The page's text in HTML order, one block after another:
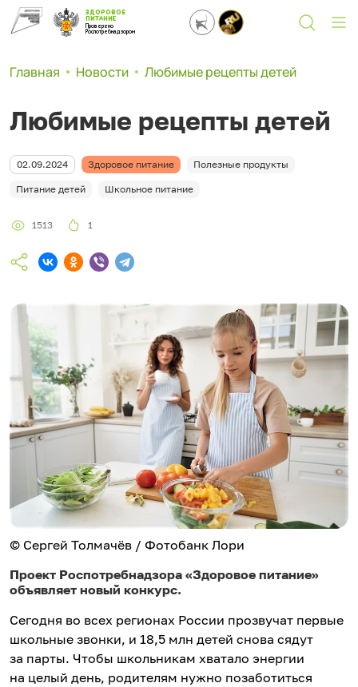
ЗДОРОВОЕ
ПИТАНИЕ
Проверено
Роспотребнадзором
Главная Новости Любимые рецепты детей
Любимые рецепты детей
02.09.2024 Здоровое питание Полезные продукты
Питание детей Школьное питание
1513 1
© Сергей Толмачёв / Фотобанк Лори
Проект Роспотребнадзора «Здоровое питание»
объявляет новый конкурс.
Сегодня во всех регионах России прозвучат первые
школьные звонки, и 18,5 млн детей снова сядут
за парты. Чтобы школьникам хватало энергии
на целый день, родителям нужно позаботиться